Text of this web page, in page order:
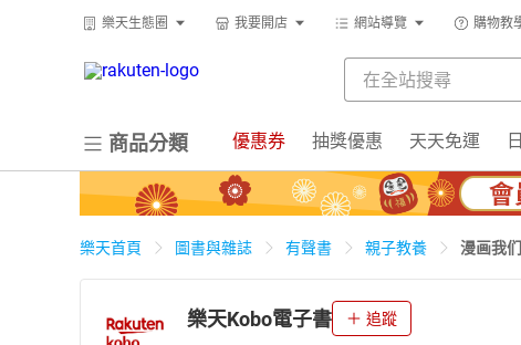
樂天生態圈 我要開店 網站導覽 購物教
商品分類 優惠券 抽獎優惠 天天免運
樂天首頁 圖書與雜誌 有聲書 親子教養 漫画我
樂天Kobo電子書 追蹤